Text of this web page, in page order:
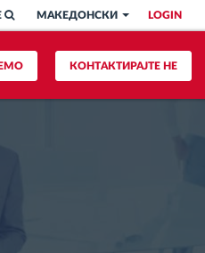
LOGIN
МАКЕДОНСКИ
КОНТАКТИРАЈТЕ НЕ